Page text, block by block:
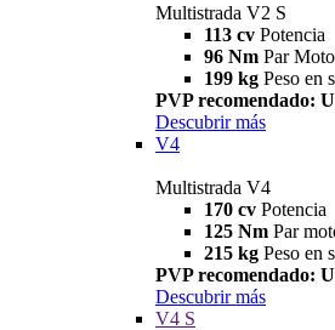
Multistrada V2 S
113 cv Potencia
96 Nm Par
199 kg Peso en
PVP recomendado:
Descubrir más
V4
Multistrada V4
170 cv Potencia
125 Nm Par
215 kg Peso en
PVP recomendado:
Descubrir más
V4 S